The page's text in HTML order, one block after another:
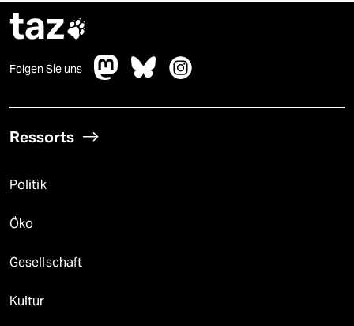
taz
Folgen Sie uns
Ressorts
Politik
Öko
Gesellschaft
Kultur